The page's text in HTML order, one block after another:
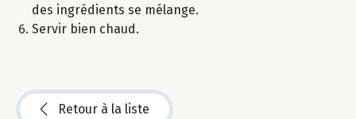
des ingrédients se mélange.
Servir bien chaud.
Retour à la liste